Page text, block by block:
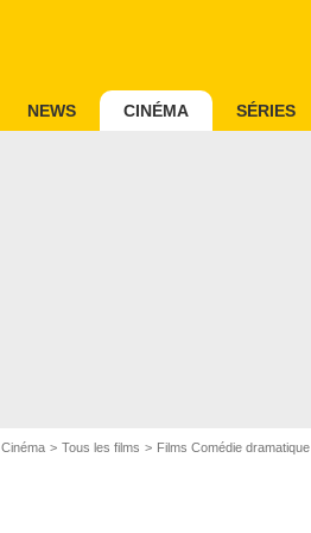
NEWS CINÉMA SÉRIES
Cinéma Tous les films Films Comédie dramatique